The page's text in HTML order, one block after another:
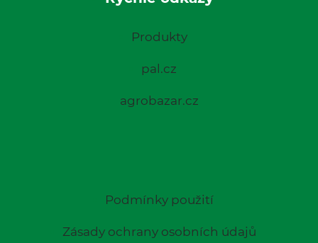
Produkty
pal.cz
agrobazar.cz
Podmínky použití
Zásady ochrany osobních údajů